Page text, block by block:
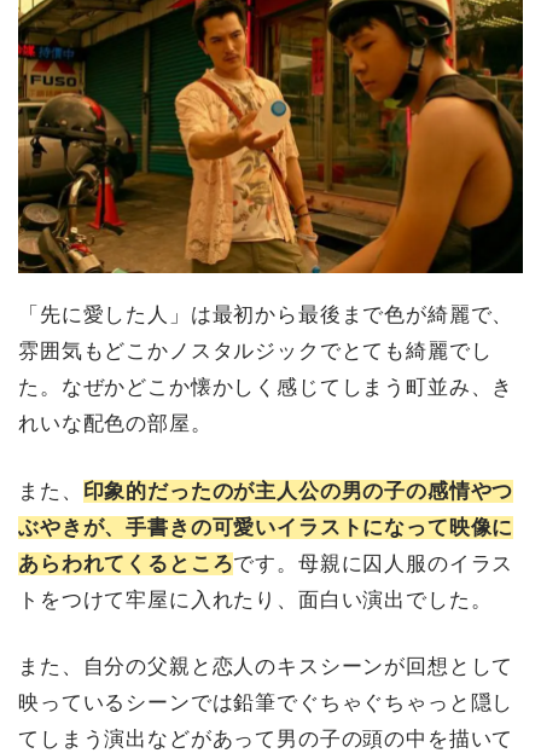
「先に愛した人」は最初から最後まで色が綺麗で、
雰囲気もどこかノスタルジックでとても綺麗でし
た。なぜかどこか懐かしく感じてしまう町並み、き
れいな配色の部屋。
また、 印象的だったのが主人公の男の子の感情やつ
ぶやきが、手書きの可愛いイラストになって映像に
あらわれてくるところです。母親に囚人服のイラス
トをつけて牢屋に入れたり、面白い演出でした。
また、自分の父親と恋人のキスシーンが回想として
映っているシーンでは鉛筆でぐちゃぐちゃっと隠し
てしまう演出などがあって男の子の頭の中を描いて